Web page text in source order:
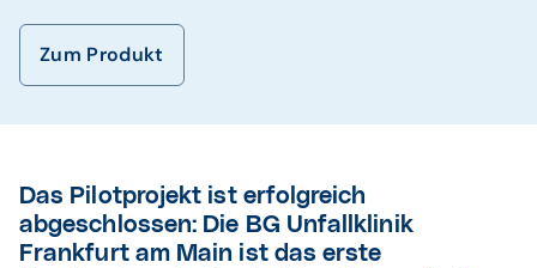
Zum Produkt
Das Pilotprojekt ist erfolgreich
abgeschlossen: Die BG Unfallklinik
Frankfurt am Main ist das erste